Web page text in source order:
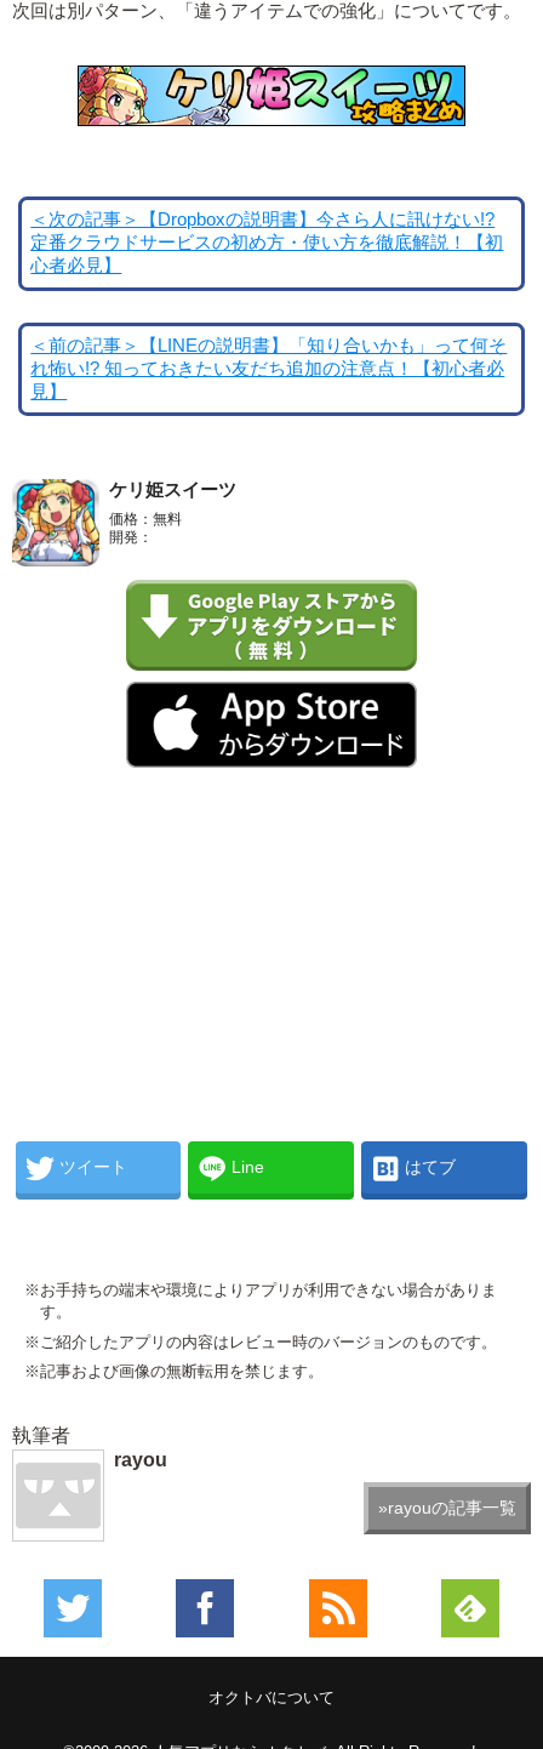
次回は別パターン、「違うアイテムでの強化」についてです。
＜次の記事＞【Dropboxの説明書】今さら人に訊けない!?
定番クラウドサービスの初め方・使い方を徹底解説！【初
心者必見】
＜前の記事＞【LINEの説明書】「知り合いかも」って何そ
れ怖い!? 知っておきたい友だち追加の注意点！【初心者必
見】
ケリ姫スイーツ
価格：無料
開発：
ツイート Line はてブ
※お手持ちの端末や環境によりアプリが利用できない場合がありま
す。
※ご紹介したアプリの内容はレビュー時のバージョンのものです。
※記事および画像の無断転用を禁じます。
執筆者
rayou
»rayouの記事一覧
オクトバについて